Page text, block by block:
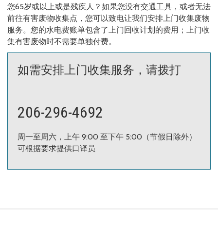
您65岁或以上或是残疾人？如果您没有交通工具，或者无法
前往有害废物收集点，您可以致电让我们安排上门收集废物
服务。您的水电费账单包含了上门回收计划的费用；上门收
集有害废物时不需要单独付费。
如需安排上门收集服务，请拨打
206-296-4692
周一至周六，上午 9:00 至下午 5:00（节假日除外）
可根据要求提供口译员